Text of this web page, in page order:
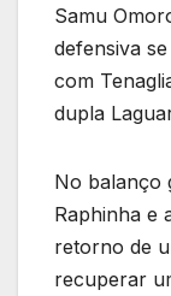
Samu
defensiva
com
dupla
No balanço
Raphinha e
retorno de
recuperar